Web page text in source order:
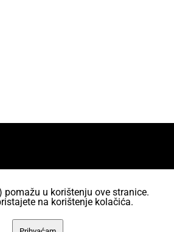
je na korištenje pod licencom Creative
pomažu u korištenju ove stranice.
na korištenje kolačića.